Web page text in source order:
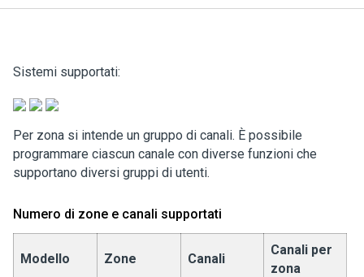
Sistemi supportati:
Per zona si intende un gruppo di canali. È possibile
programmare ciascun canale con diverse funzioni che
supportano diversi gruppi di utenti.
Numero di zone e canali supportati
Modello Zone Canali
Canali per
zona